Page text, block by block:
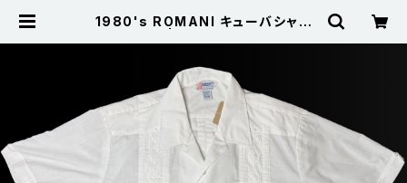
1980's ROMANI キューバシャツ
サイト